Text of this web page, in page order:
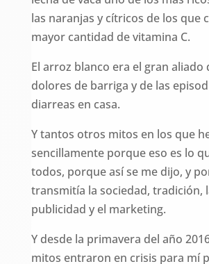
las naranjas y cítricos de los que
mayor cantidad de vitamina C.
El arroz blanco era el gran aliado
dolores de barriga y de las
diarreas en casa.
Y tantos otros mitos en los que
sencillamente porque eso es lo
todos, porque así se me dijo, y
transmitía la sociedad, tradición,
publicidad y el marketing.
Y desde la primavera del año
mitos entraron en crisis para mí